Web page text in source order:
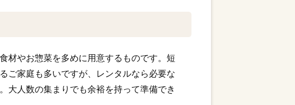
材やお惣菜を多めに用意するものです。短
ご家庭も多いですが、レンタルなら必要な
大人数の集まりでも余裕を持って準備でき